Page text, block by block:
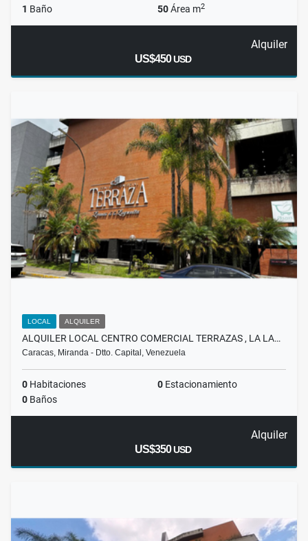
1 Baño 50Área m2
Alquiler
US$450USD
LOCAL ALQUILER
ALQUILER LOCAL CENTRO COMERCIAL TERRAZAS , LA LA…
Caracas, Miranda - Dtto. Capital, Venezuela
0 Habitaciones 0 Estacionamiento
0 Baños
Alquiler
US$350USD